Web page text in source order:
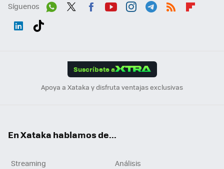
Síguenos
Suscríbete a
Apoya a Xataka y disfruta ventajas exclusivas
En Xataka hablamos de...
Streaming
Análisis